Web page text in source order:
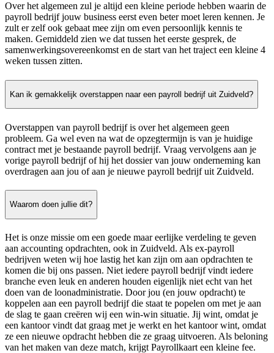
Over het algemeen zul je altijd een kleine periode hebben waarin de
payroll bedrijf jouw business eerst even beter moet leren kennen. Je
zult er zelf ook gebaat mee zijn om even persoonlijk kennis te
maken. Gemiddeld zien we dat tussen het eerste gesprek, de
samenwerkingsovereenkomst en de start van het traject een kleine 4
weken tussen zitten.
Kan ik gemakkelijk overstappen naar een payroll bedrijf uit Zuidveld?
Overstappen van payroll bedrijf is over het algemeen geen
probleem. Ga wel even na wat de opzegtermijn is van je huidige
contract met je bestaande payroll bedrijf. Vraag vervolgens aan je
vorige payroll bedrijf of hij het dossier van jouw onderneming kan
overdragen aan jou of aan je nieuwe payroll bedrijf uit Zuidveld.
Waarom doen jullie dit?
Het is onze missie om een goede maar eerlijke verdeling te geven
aan accounting opdrachten, ook in Zuidveld. Als ex-payroll
bedrijven weten wij hoe lastig het kan zijn om aan opdrachten te
komen die bij ons passen. Niet iedere payroll bedrijf vindt iedere
branche even leuk en anderen houden eigenlijk niet echt van het
doen van de loonadministratie. Door jou (en jouw opdracht) te
koppelen aan een payroll bedrijf die staat te popelen om met je aan
de slag te gaan creëren wij een win-win situatie. Jij wint, omdat je
een kantoor vindt dat graag met je werkt en het kantoor wint, omdat
ze een nieuwe opdracht hebben die ze graag uitvoeren. Als beloning
van het maken van deze match, krijgt Payrollkaart een kleine fee.